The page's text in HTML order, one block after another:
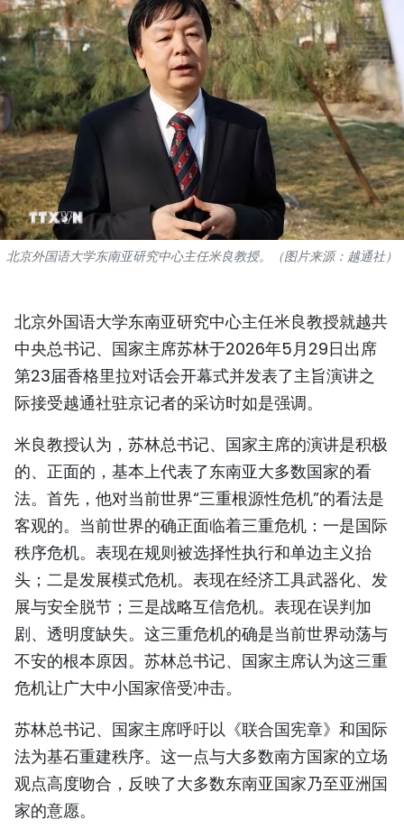
国际
旅游
友谊桥梁
史海
多功能媒体
图表新闻
视频
人民报社简介
TIẾNG VIỆT
ENGLISH
FRANÇAIS
РУССКИЙ
ESPAÑOL
北京外国语大学东南亚研究中心主任米良教授。（图片来源：越通社）
北京外国语大学东南亚研究中心主任米良教授就越共
中央总书记、国家主席苏林于2026年5月29日出席
第23届香格里拉对话会开幕式并发表了主旨演讲之
际接受越通社驻京记者的采访时如是强调。
米良教授认为，苏林总书记、国家主席的演讲是积极
的、正面的，基本上代表了东南亚大多数国家的看
法。首先，他对当前世界“三重根源性危机”的看法是
客观的。当前世界的确正面临着三重危机：一是国际
秩序危机。表现在规则被选择性执行和单边主义抬
头；二是‌发展模式危机‌。表现在经济工具武器化、发
展与安全脱节；三是‌战略互信危机‌。表现在误判加
剧、透明度缺失。这三重危机的确是当前世界动荡与
不安的根本原因。苏林总书记、国家主席认为这三重
危机让广大中小国家倍受冲击。
苏林总书记、国家主席呼吁以《联合国宪章》和国际
法为基石重建秩序。这一点与大多数南方国家的立场
观点高度吻合，反映了大多数东南亚国家乃至亚洲国
家的意愿。